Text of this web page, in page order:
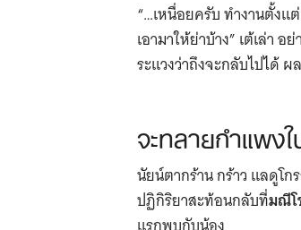
“…เหนื่อยครับ ทำงานตั้งแ
เอามาให้ย่าบ้าง” เต้เล่า
ระแวงว่าถึงจะกลับไปได้
จะทลายกำแพงใ
นัยน์ตากร้าน กร้าว แลดูโ
ปฏิกิริยาสะท้อนกลับที่มณีโ